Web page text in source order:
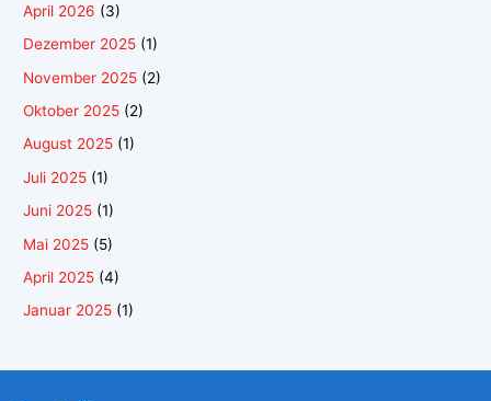
April 2026 (3)
Dezember 2025 (1)
November 2025 (2)
Oktober 2025 (2)
August 2025 (1)
Juli 2025 (1)
Juni 2025 (1)
Mai 2025 (5)
April 2025 (4)
Januar 2025 (1)